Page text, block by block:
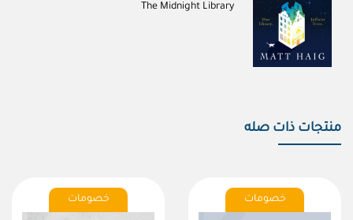
The Midnight Library
منتجات ذات صله
خصومات خصومات